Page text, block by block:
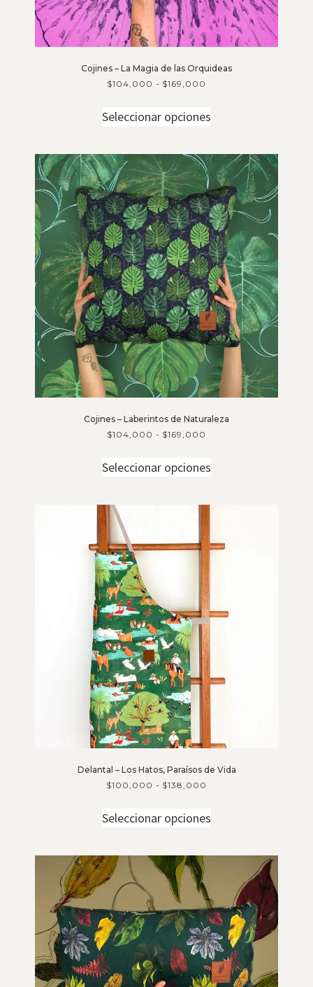
Cojines – La Magia de las Orquideas
$104,000 - $169,000
Seleccionar opciones
Cojines – Laberintos de Naturaleza
$104,000 - $169,000
Seleccionar opciones
Delantal – Los Hatos, Paraísos de Vida
$100,000 - $138,000
Seleccionar opciones